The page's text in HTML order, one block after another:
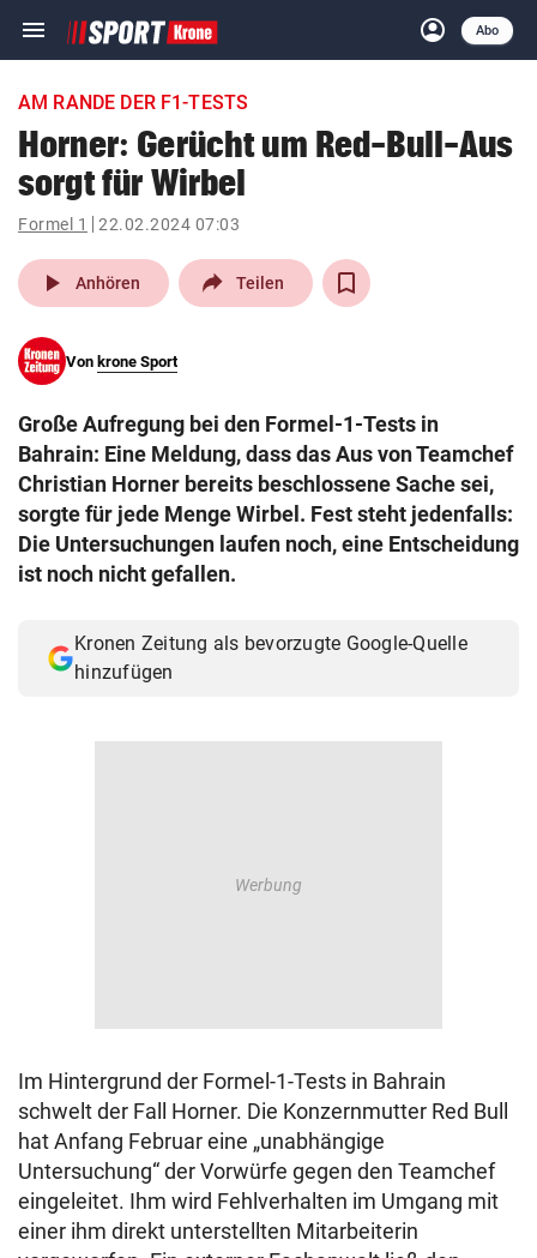
menu Navigation
ein-/ausklappen
account_circle
Anmelden
Abo
close Schließen
account_circle Anmelden
pin_drop
Wien arrow_right
search
eingeben
© Krone Multimedia GmbH & Co KG 2026
Muthgasse 2, 1190 Wien
AM RANDE DER F1-TESTS
Horner: Gerücht um Red-Bull-Aus
sorgt für Wirbel
Formel 1 22.02.2024 07:03
play_arrow Anhören Teilen
Von krone Sport
Große Aufregung bei den Formel-1-Tests in
Bahrain: Eine Meldung, dass das Aus von Teamchef
Christian Horner bereits beschlossene Sache sei,
sorgte für jede Menge Wirbel. Fest steht jedenfalls:
Die Untersuchungen laufen noch, eine Entscheidung
ist noch nicht gefallen.
Kronen Zeitung als bevorzugte Google-Quelle
hinzufügen
Im Hintergrund der Formel-1-Tests in Bahrain
schwelt der Fall Horner. Die Konzernmutter Red Bull
hat Anfang Februar eine „unabhängige
Untersuchung“ der Vorwürfe gegen den Teamchef
eingeleitet. Ihm wird Fehlverhalten im Umgang mit
einer ihm direkt unterstellten Mitarbeiterin